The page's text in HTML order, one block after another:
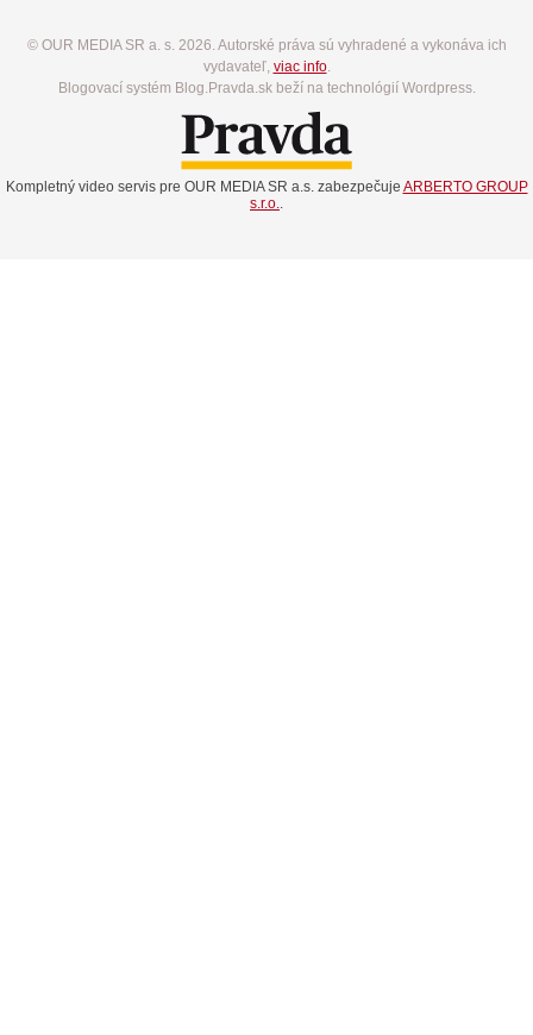
© OUR MEDIA SR a. s. 2026. Autorské práva sú vyhradené a vykonáva ich
vydavateľ, viac info.
Blogovací systém Blog.Pravda.sk beží na technológií Wordpress.
Kompletný video servis pre OUR MEDIA SR a.s. zabezpečuje ARBERTO GROUP
s.r.o..